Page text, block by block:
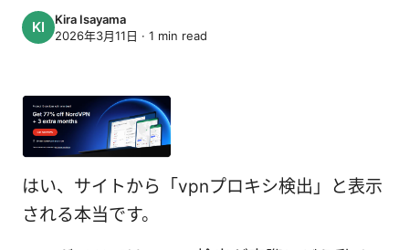
Kira Isayama
2026年3月11日 · 1 min read
はい、サイトから「vpnプロキシ検出」と表示
される本当です。